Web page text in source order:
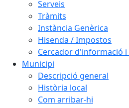
Serveis
Tràmits
Instància Genèrica
Hisenda / Impostos
Cercador d'informació
Municipi
Descripció general
Història local
Com arribar-hi